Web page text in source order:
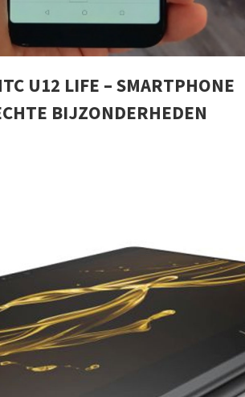
U12 LIFE – SMARTPHONE
BIJZONDERHEDEN